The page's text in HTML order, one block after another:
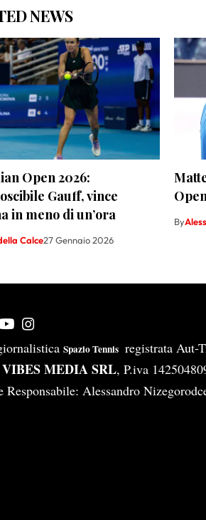
NEWS
Open 2026:
Gauff, vince
in meno di un’ora
Calce27 Gennaio 2026
By
Spazio Tennis registrata Aut-
VIBES MEDIA SRL, P.iva
Responsabile: Alessandro